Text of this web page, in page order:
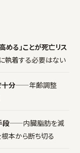
高める」ことが死亡リス
執着する必要はない
十分——年齢調整
段——内臓脂肪を減
本から断ち切る